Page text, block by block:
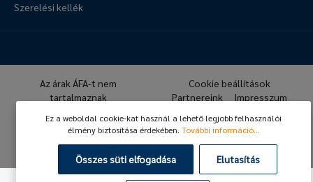
Szerelési kellék
© 2026 Hafner Pneumatika
Az árak ÁFA-t nem
tartalmaznak
Cookie beállítások
Partnereink
Impresszum
GDPR
ÁSZF
Ez a weboldal cookie-kat használ a lehető legjobb felhasználói
élmény biztosítása érdekében. További információ...
Összes süti elfogadása Elutasítás